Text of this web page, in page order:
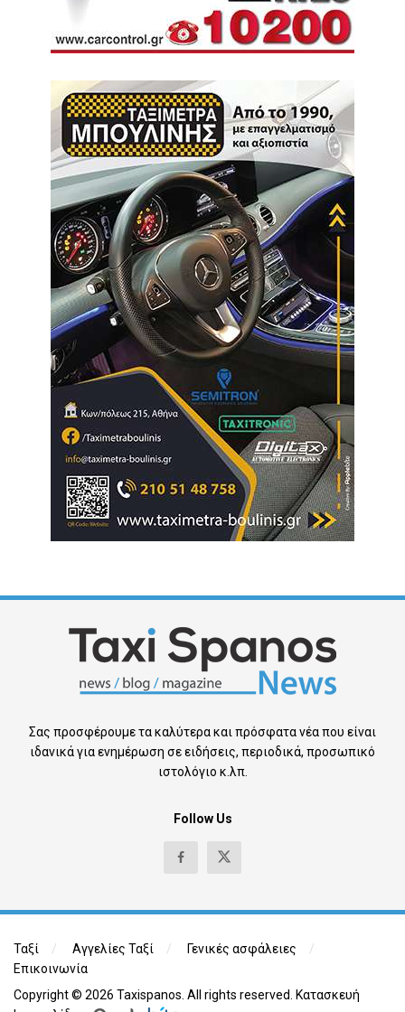
Σας προσφέρουμε τα καλύτερα και πρόσφατα νέα που είναι
ιδανικά για ενημέρωση σε ειδήσεις, περιοδικά, προσωπικό
ιστολόγιο κ.λπ.
Follow Us
Ταξί Αγγελίες Ταξί
Γενικές ασφάλειες
Επικοινωνία
Copyright © 2026 Taxispanos. All rights reserved.
Κατασκευή